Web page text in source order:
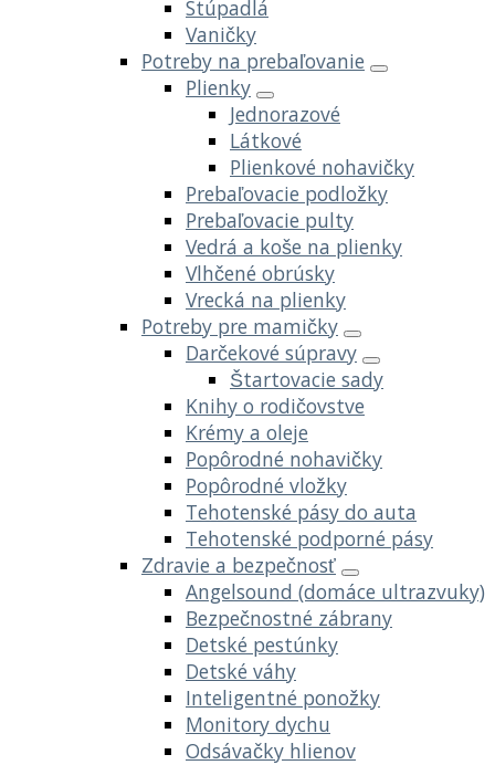
Stúpadlá
Vaničky
Potreby na prebaľovanie
Plienky
Jednorazové
Látkové
Plienkové nohavičky
Prebaľovacie podložky
Prebaľovacie pulty
Vedrá a koše na plienky
Vlhčené obrúsky
Vrecká na plienky
Potreby pre mamičky
Darčekové súpravy
Štartovacie sady
Knihy o rodičovstve
Krémy a oleje
Popôrodné nohavičky
Popôrodné vložky
Tehotenské pásy do auta
Tehotenské podporné pásy
Zdravie a bezpečnosť
Angelsound (domáce ultrazvuky)
Bezpečnostné zábrany
Detské pestúnky
Detské váhy
Inteligentné ponožky
Monitory dychu
Odsávačky hlienov